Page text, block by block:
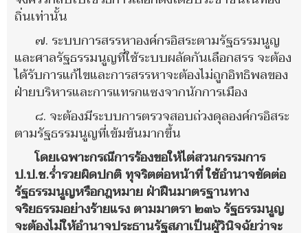
ถิ่นเท่านั้น
๗. ระบบการสรรหาองค์กรอิสระตามรัฐธรรมนูญ
และศาลรัฐธรรมนูญที่ใช้ระบบผลัดกันเลือกสรร จะต้อง
ได้รับการแก้ไขและการสรรหาจะต้องไม่ถูกอิทธิพลของ
ฝ่ายบริหารและการแทรกแซงจากนักการเมือง
๘. จะต้องมีระบบการตรวจสอบถ่วงดุลองค์กรอิสระ
ตามรัฐธรรมนูญที่เข้มข้นมากขึ้น
โดยเฉพาะกรณีการร้องขอให้ไต่สวนกรรมการ
ป.ป.ช.ร่ำรวยผิดปกติ ทุจริตต่อหน้าที่ ใช้อำนาจขัดต่อ
รัฐธรรมนูญหรือกฎหมาย ฝ่าฝืนมาตรฐานทาง
จริยธรรมอย่างร้ายแรง ตามมาตรา ๒๓๖ รัฐธรรมนูญ
จะต้องไม่ให้อำนาจประธานรัฐสภาเป็นผู้วินิจฉัยว่าจะ